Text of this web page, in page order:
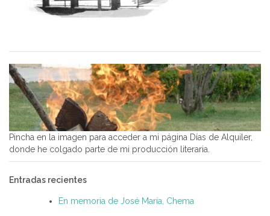
Pincha en la imagen para acceder a mi página Días de Alquiler,
donde he colgado parte de mi producción literaria.
Entradas recientes
En memoria de José María, Chema